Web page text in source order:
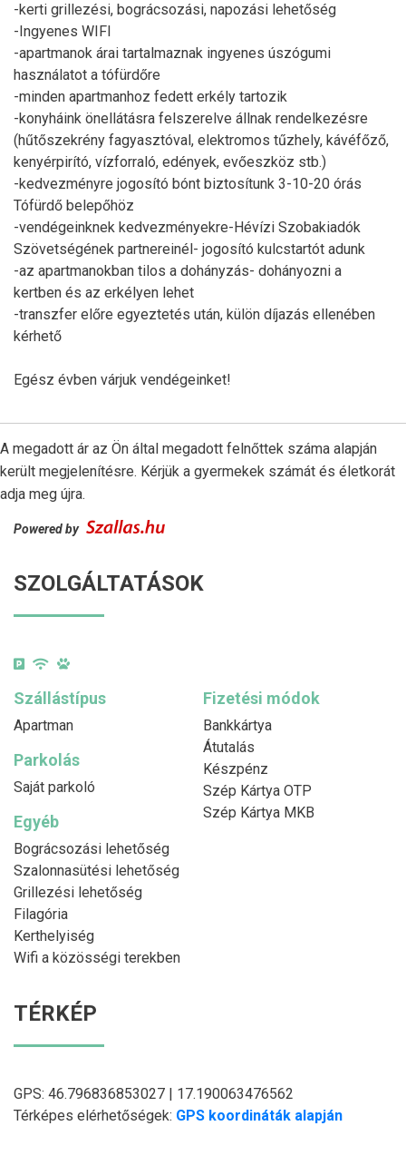
-kerti grillezési, bográcsozási, napozási lehetőség
-Ingyenes WIFI
-apartmanok árai tartalmaznak ingyenes úszógumi
használatot a tófürdőre
-minden apartmanhoz fedett erkély tartozik
-konyháink önellátásra felszerelve állnak rendelkezésre
(hűtőszekrény fagyasztóval, elektromos tűzhely, kávéfőző,
kenyérpirító, vízforraló, edények, evőeszköz stb.)
-kedvezményre jogosító bónt biztosítunk 3-10-20 órás
Tófürdő belepőhöz
-vendégeinknek kedvezményekre-Hévízi Szobakiadók
Szövetségének partnereinél- jogosító kulcstartót adunk
-az apartmanokban tilos a dohányzás- dohányozni a
kertben és az erkélyen lehet
-transzfer előre egyeztetés után, külön díjazás ellenében
kérhető
Egész évben várjuk vendégeinket!
A megadott ár az Ön által megadott felnőttek száma alapján
került megjelenítésre. Kérjük a gyermekek számát és életkorát
adja meg újra.
Powered by
SZOLGÁLTATÁSOK
Szállástípus
Apartman
Fizetési módok
Bankkártya
Átutalás
Készpénz
Szép Kártya OTP
Szép Kártya MKB
Parkolás
Saját parkoló
Egyéb
Bográcsozási lehetőség
Szalonnasütési lehetőség
Grillezési lehetőség
Filagória
Kerthelyiség
Wifi a közösségi terekben
TÉRKÉP
GPS: 46.796836853027 | 17.190063476562
Térképes elérhetőségek: GPS koordináták alapján